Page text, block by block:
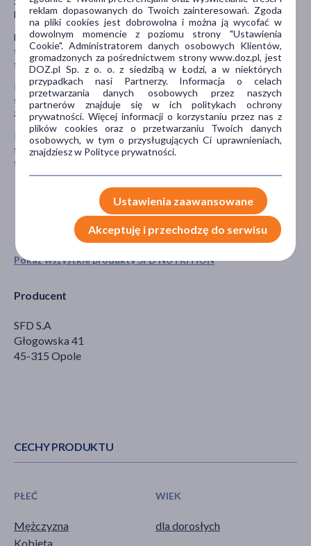
Pokaż wszystkie produkty SFD NUTRITION
Producent
SFD S.A
Głogowska 41
45-315 Opole
krwi i konsultacja wyniku badania z lekarzem lub farmaceutą.
Nie stosować w przypadku nadwrażliwości na którykolwiek ze
składników preparatu. Nie należy przekraczać zalecanej porcji do
spożycia w ciągu dnia.
Preparat jest suplementem diety, nie może być stosowany jako
substytut (zamiennik) zróżnicowanej diety. Zalecany jest
zrównoważony sposób żywienia i zdrowy tryb życia.
Przechowywać w temperaturze nie przekraczającej 25°C, w
suchym miejscu. Chronić od światła i wilgoci. Przechowywać w
sposób niedostępny dla małych dzieci.
CECHY PRODUKTU
PŁEĆ
Mężczyzna
Kobieta
WIEK
dla dorosłych
reklam dopasowanych do Twoich zainteresowań. Zgoda
na pliki cookies jest dobrowolna i można ją wycofać w
dowolnym momencie z poziomu strony "Ustawienia
Cookie". Administratorem danych osobowych Klientów,
gromadzonych za pośrednictwem strony www.doz.pl, jest
DOZ.pl Sp. z o. o. z siedzibą w Łodzi, a w niektórych
przypadkach nasi Partnerzy. Informacja o celach
przetwarzania danych osobowych przez naszych
partnerów znajduje się w ich politykach ochrony
prywatności. Więcej informacji o korzystaniu przez nas z
plików cookies oraz o przetwarzaniu Twoich danych
osobowych, w tym o przysługujących Ci uprawnieniach,
znajdziesz w Polityce prywatności.
Ustawienia zaawansowane
Akceptuję i przechodzę do serwisu